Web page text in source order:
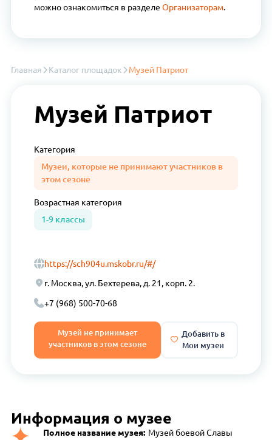
можно ознакомиться в разделе Организаторам.
Главная Каталог площадок Музей Патриот
Музей Патриот
Категория
Музеи, которые не принимают участников в
этом сезоне
Возрастная категория
1-9 классы
https://sch904u.mskobr.ru/#/
г. Москва, ул. Бехтерева, д. 21, корп. 2.
+7 (968) 500-70-68
Музей не принимает
участников в этом сезоне
Добавить в
Мои музеи
Информация о музее
Полное название музея: Музей боевой Славы